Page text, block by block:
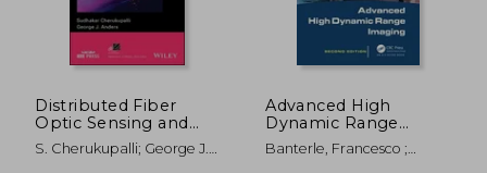
45% 45%
Distributed Fiber
Optic Sensing and
Dynamic Rating of
Power Cables (Ieee
S. Cherukupalli; George J.
Advanced High
Dynamic Range
Imaging (en Inglés)
Banterle, Francesco ;